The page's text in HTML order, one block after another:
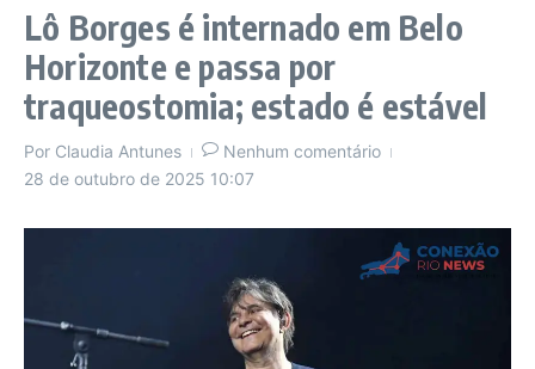
Lô Borges é internado em Belo
Horizonte e passa por
traqueostomia; estado é estável
Por Claudia Antunes
Nenhum comentário
28 de outubro de 2025 10:07